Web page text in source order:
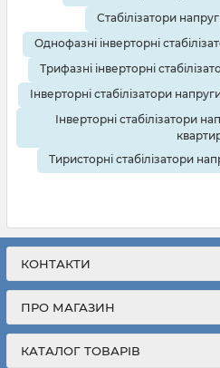
Стабілізатори
Однофазні інверторні
Трифазні інверторні
Інверторні стабілізатори
Інверторні стабілізатори
Тиристорні стабілізатори
КОНТАКТИ
ПРО МАГАЗИН
КАТАЛОГ ТОВАРІВ